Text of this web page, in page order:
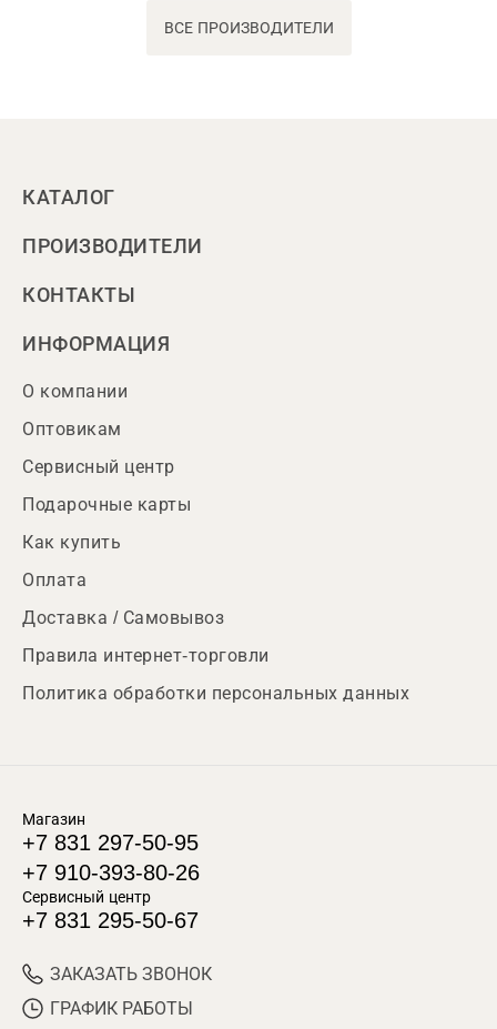
ВСЕ ПРОИЗВОДИТЕЛИ
КАТАЛОГ
ПРОИЗВОДИТЕЛИ
КОНТАКТЫ
ИНФОРМАЦИЯ
О компании
Оптовикам
Сервисный центр
Подарочные карты
Как купить
Оплата
Доставка / Самовывоз
Правила интернет-торговли
Политика обработки персональных данных
Магазин
+7 831 297-50-95
+7 910-393-80-26
Сервисный центр
+7 831 295-50-67
ЗАКАЗАТЬ ЗВОНОК
ГРАФИК РАБОТЫ